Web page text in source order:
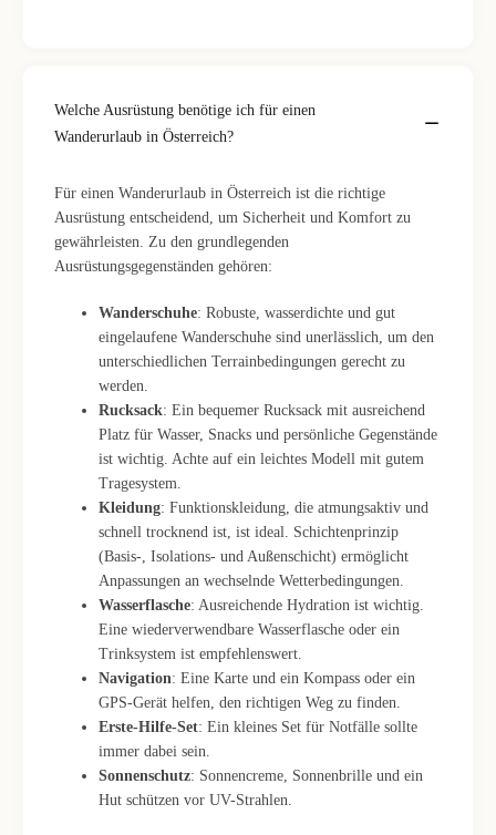
Welche Ausrüstung benötige ich für einen
Wanderurlaub in Österreich?
Für einen Wanderurlaub in Österreich ist die richtige
Ausrüstung entscheidend, um Sicherheit und Komfort zu
gewährleisten. Zu den grundlegenden
Ausrüstungsgegenständen gehören:
Wanderschuhe: Robuste, wasserdichte und gut
eingelaufene Wanderschuhe sind unerlässlich, um den
unterschiedlichen Terrainbedingungen gerecht zu
werden.
Rucksack: Ein bequemer Rucksack mit ausreichend
Platz für Wasser, Snacks und persönliche Gegenstände
ist wichtig. Achte auf ein leichtes Modell mit gutem
Tragesystem.
Kleidung: Funktionskleidung, die atmungsaktiv und
schnell trocknend ist, ist ideal. Schichtenprinzip
(Basis-, Isolations- und Außenschicht) ermöglicht
Anpassungen an wechselnde Wetterbedingungen.
Wasserflasche: Ausreichende Hydration ist wichtig.
Eine wiederverwendbare Wasserflasche oder ein
Trinksystem ist empfehlenswert.
Navigation: Eine Karte und ein Kompass oder ein
GPS-Gerät helfen, den richtigen Weg zu finden.
Erste-Hilfe-Set: Ein kleines Set für Notfälle sollte
immer dabei sein.
Sonnenschutz: Sonnencreme, Sonnenbrille und ein
Hut schützen vor UV-Strahlen.